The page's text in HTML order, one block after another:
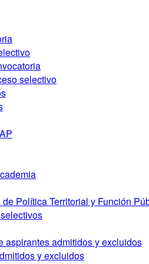
selectivo
Política Territorial y Función
aspirantes admitidos y excluidos
y excluidos